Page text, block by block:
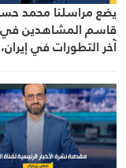
يضع مراسلنا محمد
قاسم المشاهدين
آخر التطورات في إيران،
الساحتين السياسية
والميدانية، إلى جانب
الرسمية وأبرز
الصلة بالشأنين
والإقليمي